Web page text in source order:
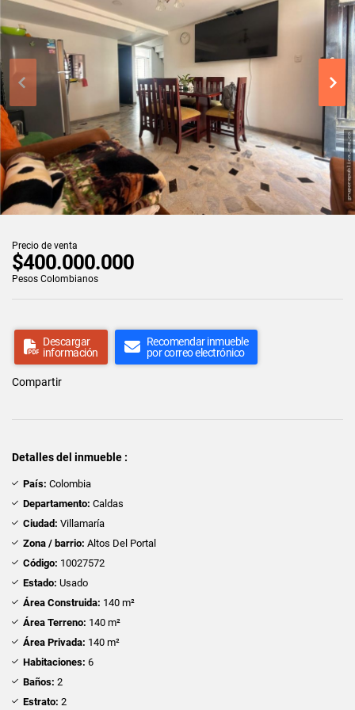
Precio de venta
$400.000.000
Pesos Colombianos
Descargar
información
Recomendar inmueble
por correo electrónico
Compartir
Detalles del inmueble :
País: Colombia
Departamento: Caldas
Ciudad: Villamaría
Zona / barrio: Altos Del Portal
Código: 10027572
Estado: Usado
Área Construida: 140 m²
Área Terreno: 140 m²
Área Privada: 140 m²
Habitaciones: 6
Baños: 2
Estrato: 2